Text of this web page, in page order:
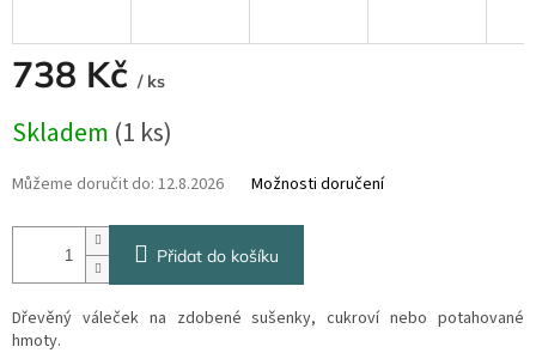
738 Kč / ks
cena:
Skladem (1 ks)
Můžeme doručit do: 12.8.2026 Možnosti doručení
Přidat do košíku
Dřevěný váleček na zdobené sušenky, cukroví nebo potahované
hmoty.